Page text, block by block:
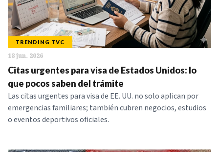
TRENDING TVC
18 jun. 2026
Citas urgentes para visa de Estados Unidos: lo
que pocos saben del trámite
Las citas urgentes para visa de EE. UU. no solo aplican por
emergencias familiares; también cubren negocios, estudios
o eventos deportivos oficiales.